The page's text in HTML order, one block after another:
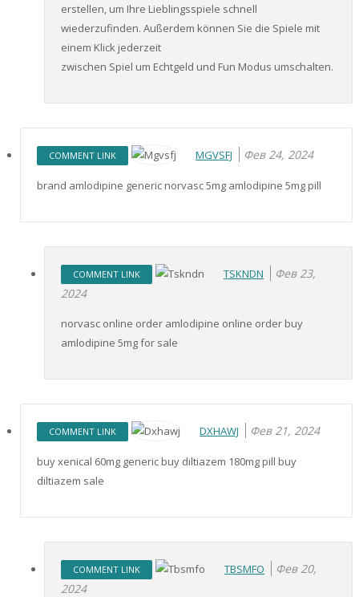
erstellen, um Ihre Lieblingsspiele schnell
wiederzufinden. Außerdem können Sie die Spiele mit
einem Klick jederzeit
zwischen Spiel um Echtgeld und Fun Modus umschalten.
COMMENT LINK MGVSFJ Фев 24, 2024
brand amlodipine generic norvasc 5mg amlodipine 5mg pill
COMMENT LINK TSKNDN
Фев 23,
2024
norvasc online order amlodipine online order buy
amlodipine 5mg for sale
COMMENT LINK DXHAWJ Фев 21, 2024
buy xenical 60mg generic buy diltiazem 180mg pill buy
diltiazem sale
COMMENT LINK TBSMFO
Фев 20,
2024